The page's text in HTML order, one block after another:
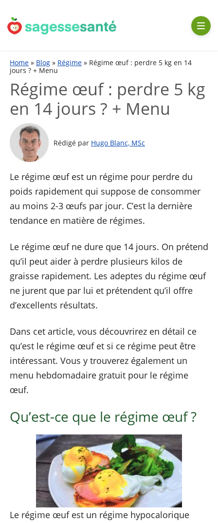
contenu
Home » Blog » Régime » Régime œuf : perdre 5 kg en 14
jours ? + Menu
Régime œuf : perdre 5 kg
en 14 jours ? + Menu
Rédigé par Hugo Blanc, MSc
Le régime œuf est un régime pour perdre du
poids rapidement qui suppose de consommer
au moins 2-3 œufs par jour. C’est la dernière
tendance en matière de régimes.
Le régime œuf ne dure que 14 jours. On prétend
qu’il peut aider à perdre plusieurs kilos de
graisse rapidement. Les adeptes du régime œuf
ne jurent que par lui et prétendent qu’il offre
d’excellents résultats.
Dans cet article, vous découvrirez en détail ce
qu’est le régime œuf et si ce régime peut être
intéressant. Vous y trouverez également un
menu hebdomadaire gratuit pour le régime
œuf.
Qu’est-ce que le régime œuf ?
Le régime œuf est un régime hypocalorique